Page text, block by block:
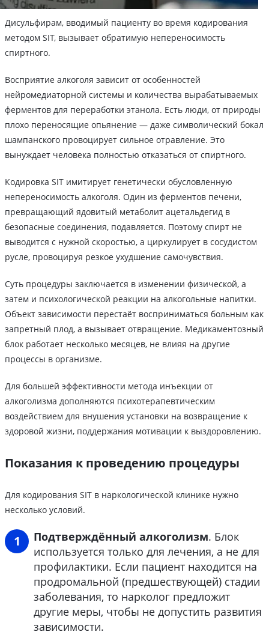
Дисульфирам, вводимый пациенту во время кодирования
методом SIT, вызывает обратимую непереносимость
спиртного.
Восприятие алкоголя зависит от особенностей
нейромедиаторной системы и количества вырабатываемых
ферментов для переработки этанола. Есть люди, от природы
плохо переносящие опьянение — даже символический бокал
шампанского провоцирует сильное отравление. Это
вынуждает человека полностью отказаться от спиртного.
Кодировка SIT имитирует генетически обусловленную
непереносимость алкоголя. Один из ферментов печени,
превращающий ядовитый метаболит ацетальдегид в
безопасные соединения, подавляется. Поэтому спирт не
выводится с нужной скоростью, а циркулирует в сосудистом
русле, провоцируя резкое ухудшение самочувствия.
Суть процедуры заключается в изменении физической, а
затем и психологической реакции на алкогольные напитки.
Объект зависимости перестаёт восприниматься больным как
запретный плод, а вызывает отвращение. Медикаментозный
блок работает несколько месяцев, не влияя на другие
процессы в организме.
Для большей эффективности метода инъекции от
алкоголизма дополняются психотерапевтическим
воздействием для внушения установки на возвращение к
здоровой жизни, поддержания мотивации к выздоровлению.
Показания к проведению процедуры
Для кодирования SIT в наркологической клинике нужно
несколько условий.
Подтверждённый алкоголизм. Блок
используется только для лечения, а не для
профилактики. Если пациент находится на
продромальной (предшествующей) стадии
заболевания, то нарколог предложит
другие меры, чтобы не допустить развития
зависимости.